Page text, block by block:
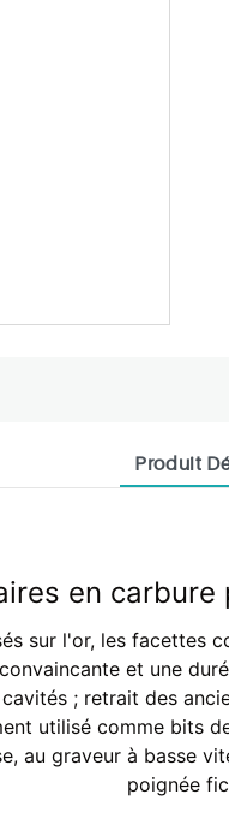
Produit
en
sur l'or, les
et une
; retrait des
utilisé comme bits
au graveur à basse
poignée